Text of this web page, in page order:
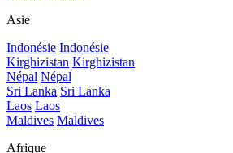
Asie
Indonésie Indonésie
Kirghizistan Kirghizistan
Népal Népal
Sri Lanka Sri Lanka
Laos Laos
Maldives Maldives
Afrique